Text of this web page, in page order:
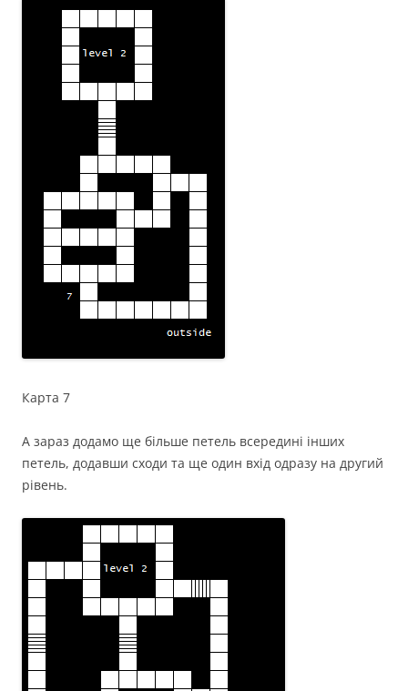
Карта 7
А зараз додамо ще більше петель всередині інших
петель, додавши сходи та ще один вхід одразу на другий
рівень.